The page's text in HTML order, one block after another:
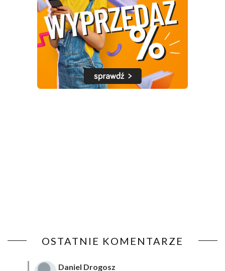
OSTATNIE KOMENTARZE
Daniel Drogosz